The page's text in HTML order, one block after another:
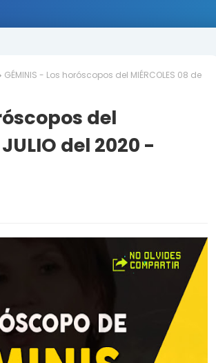
GÉMINIS - Los horóscopos del MIÉRCOLES 08 de
del
JULIO del 2020 -